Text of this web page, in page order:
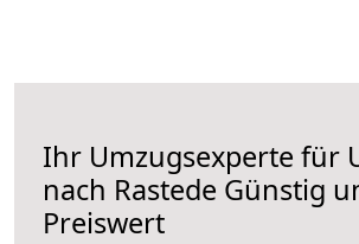
Ihr Umzugsexperte für
nach Rastede Günstig
Preiswert